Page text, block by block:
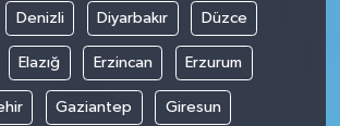
Denizli Diyarbakır Düzce
Elazığ Erzincan Erzurum
Gaziantep Giresun